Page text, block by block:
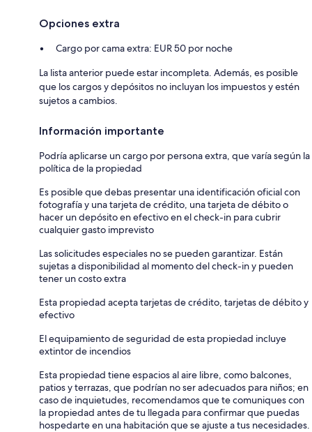
Opciones extra
Cargo por cama extra: EUR 50 por noche
La lista anterior puede estar incompleta. Además, es posible
que los cargos y depósitos no incluyan los impuestos y estén
sujetos a cambios.
Información importante
Podría aplicarse un cargo por persona extra, que varía según la
política de la propiedad
Es posible que debas presentar una identificación oficial con
fotografía y una tarjeta de crédito, una tarjeta de débito o
hacer un depósito en efectivo en el check-in para cubrir
cualquier gasto imprevisto
Las solicitudes especiales no se pueden garantizar. Están
sujetas a disponibilidad al momento del check-in y pueden
tener un costo extra
Esta propiedad acepta tarjetas de crédito, tarjetas de débito y
efectivo
El equipamiento de seguridad de esta propiedad incluye
extintor de incendios
Esta propiedad tiene espacios al aire libre, como balcones,
patios y terrazas, que podrían no ser adecuados para niños; en
caso de inquietudes, recomendamos que te comuniques con
la propiedad antes de tu llegada para confirmar que puedas
hospedarte en una habitación que se ajuste a tus necesidades.